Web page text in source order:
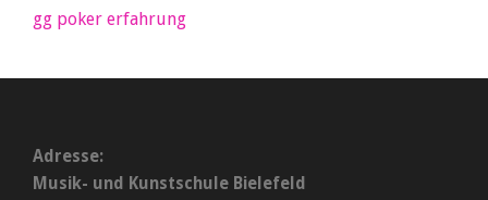
gg poker erfahrung
Adresse:
Musik- und Kunstschule Bielefeld